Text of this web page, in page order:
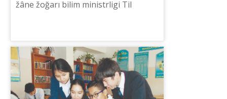
žâne žoğarı bіlіm ministrlіgі Tіl